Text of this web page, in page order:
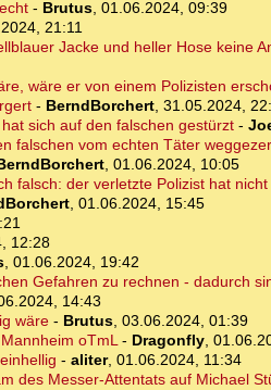
- Brutus, 01.06.2024, 09:39
21:11
Jacke und heller Hose keine
wäre er von einem Polizisten
- BerndBorchert, 31.05.2024,
sich auf den falschen gestürzt-
falschen vom echten Täter
, 01.06.2024, 10:05
falsch: der verletzte Polizist hat
, 01.06.2024, 15:45
12:28
, 01.06.2024, 19:42
Gefahren zu rechnen - dadurch
14:43
wäre- Brutus, 03.06.2024, 01:39
oTmL- Dragonfly,
- aliter, 01.06.2024, 11:34
des Messer-Attentats auf Michael